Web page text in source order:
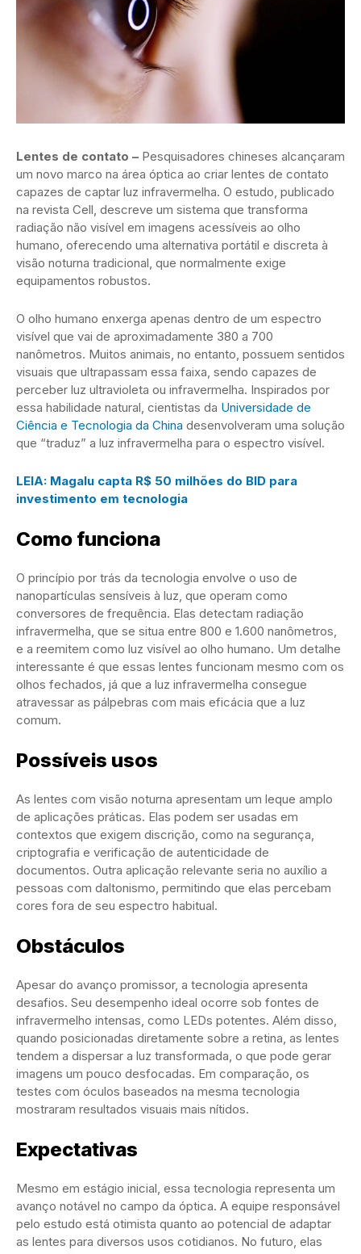
Lentes de contato – Pesquisadores chineses alcançaram
um novo marco na área óptica ao criar lentes de contato
capazes de captar luz infravermelha. O estudo, publicado
na revista Cell, descreve um sistema que transforma
radiação não visível em imagens acessíveis ao olho
humano, oferecendo uma alternativa portátil e discreta à
visão noturna tradicional, que normalmente exige
equipamentos robustos.
O olho humano enxerga apenas dentro de um espectro
visível que vai de aproximadamente 380 a 700
nanômetros. Muitos animais, no entanto, possuem sentidos
visuais que ultrapassam essa faixa, sendo capazes de
perceber luz ultravioleta ou infravermelha. Inspirados por
essa habilidade natural, cientistas da Universidade de
Ciência e Tecnologia da China desenvolveram uma solução
que “traduz” a luz infravermelha para o espectro visível.
LEIA: Magalu capta R$ 50 milhões do BID para
investimento em tecnologia
Como funciona
O princípio por trás da tecnologia envolve o uso de
nanopartículas sensíveis à luz, que operam como
conversores de frequência. Elas detectam radiação
infravermelha, que se situa entre 800 e 1.600 nanômetros,
e a reemitem como luz visível ao olho humano. Um detalhe
interessante é que essas lentes funcionam mesmo com os
olhos fechados, já que a luz infravermelha consegue
atravessar as pálpebras com mais eficácia que a luz
comum.
Possíveis usos
As lentes com visão noturna apresentam um leque amplo
de aplicações práticas. Elas podem ser usadas em
contextos que exigem discrição, como na segurança,
criptografia e verificação de autenticidade de
documentos. Outra aplicação relevante seria no auxílio a
pessoas com daltonismo, permitindo que elas percebam
cores fora de seu espectro habitual.
Obstáculos
Apesar do avanço promissor, a tecnologia apresenta
desafios. Seu desempenho ideal ocorre sob fontes de
infravermelho intensas, como LEDs potentes. Além disso,
quando posicionadas diretamente sobre a retina, as lentes
tendem a dispersar a luz transformada, o que pode gerar
imagens um pouco desfocadas. Em comparação, os
testes com óculos baseados na mesma tecnologia
mostraram resultados visuais mais nítidos.
Expectativas
Mesmo em estágio inicial, essa tecnologia representa um
avanço notável no campo da óptica. A equipe responsável
pelo estudo está otimista quanto ao potencial de adaptar
as lentes para diversos usos cotidianos. No futuro, elas